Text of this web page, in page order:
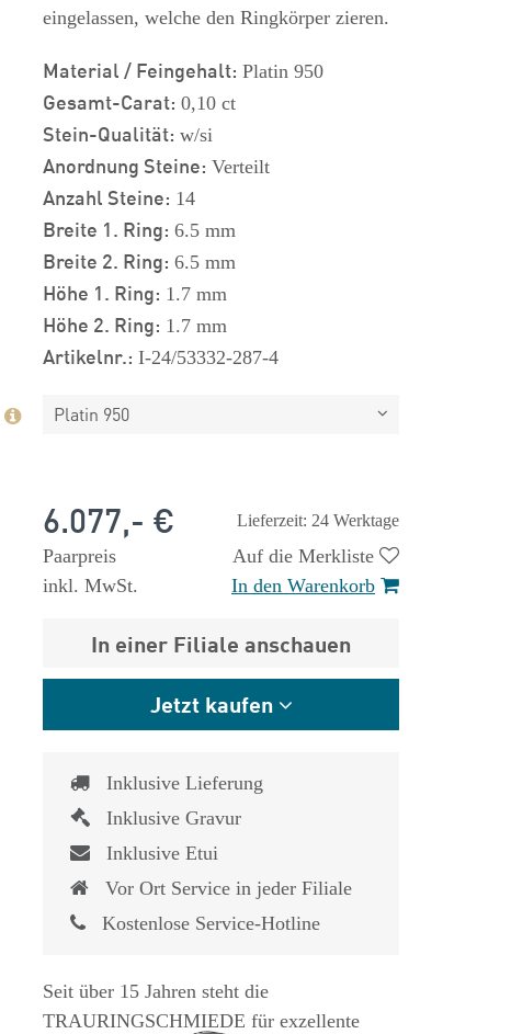
eingelassen, welche den Ringkörper zieren.
Material / Feingehalt: Platin 950
Gesamt-Carat: 0,10 ct
Stein-Qualität: w/si
Anordnung Steine: Verteilt
Anzahl Steine: 14
Breite 1. Ring: 6.5 mm
Breite 2. Ring: 6.5 mm
Höhe 1. Ring: 1.7 mm
Höhe 2. Ring: 1.7 mm
Artikelnr.: I-24/53332-287-4
Platin 950
Lieferzeit: 24 Werktage
6.077,- €
Paarpreis
inkl. MwSt.
Auf die Merkliste
In den Warenkorb
In einer Filiale anschauen
Jetzt kaufen
Inklusive Lieferung
Inklusive Gravur
Inklusive Etui
Vor Ort Service in jeder Filiale
Kostenlose Service-Hotline
Seit über 15 Jahren steht die
TRAURINGSCHMIEDE für exzellente